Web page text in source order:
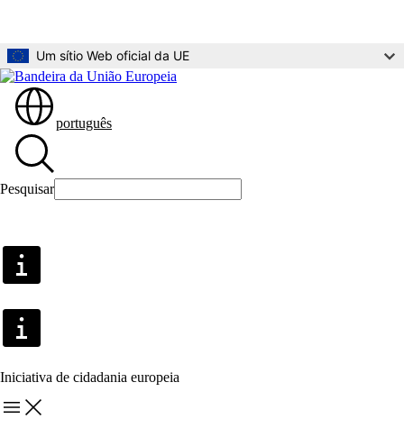
Um sítio Web oficial da UE
português
Pesquisar
Iniciativa de cidadania europeia
Menu